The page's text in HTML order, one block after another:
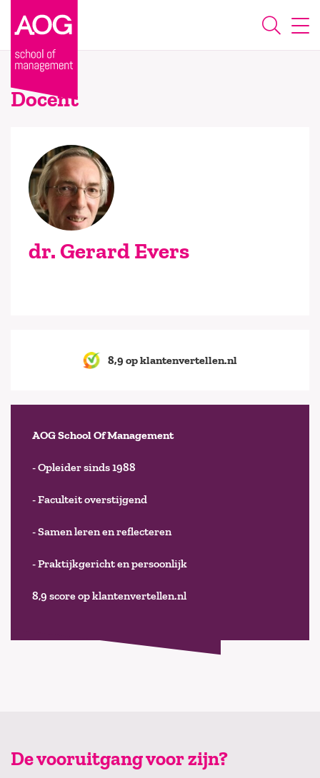
Docent
dr. Gerard Evers
8,9 op klantenvertellen.nl
AOG School Of Management
- Opleider sinds 1988
- Faculteit overstijgend
- Samen leren en reflecteren
- Praktijkgericht en persoonlijk
8,9 score op klantenvertellen.nl
De vooruitgang voor zijn?